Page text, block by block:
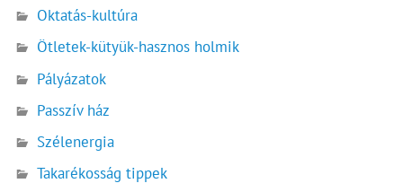
Oktatás-kultúra
Ötletek-kütyük-hasznos holmik
Pályázatok
Passzív ház
Szélenergia
Takarékosság tippek